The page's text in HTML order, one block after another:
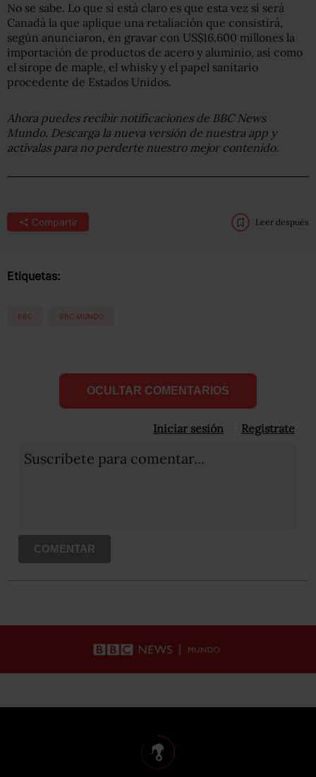
No se sabe. Lo que sí está claro es que esta vez sí será
Canadá la que aplique una retaliación que consistirá,
según anunciaron, en gravar con US$16.600 millones la
importación de productos de acero y aluminio, así como
el sirope de maple, el whisky y el papel sanitario
procedente de Estados Unidos.
Ahora puedes recibir notificaciones de BBCNews
Mundo. Descarga la nueva versión de nuestra app y
actívalas para no perderte nuestro mejor contenido.
Compartir Leer después
Etiquetas:
BBC BBC MUNDO
OCULTAR COMENTARIOS
Iniciar sesión Registrate
Suscribete para comentar...
COMENTAR